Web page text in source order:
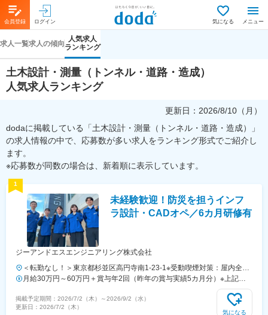
会員登録 ログイン 気になる メニュー
求人一覧求人の傾向
人気求人
ランキング
土木設計・測量（トンネル・道路・造成）
人気求人ランキング
更新日： 2026/8/10（月）
dodaに掲載している「土木設計・測量（トンネル・道路・造成）」
の求人情報の中で、応募数が多い求人をランキング形式でご紹介し
ます。
※応募数が同数の場合は、新着順に表示しています。
1
未経験歓迎！防災を担うインフ
ラ設計・CADオペ／6カ月研修有
ジーアンドエスエンジニアリング株式会社
＜転勤なし！＞東京都杉並区高円寺南1-23-1※受動喫煙対策：屋内全面
禁煙
月給30万円～60万円＋賞与年2回（昨年の賞与実績5カ月分）※上記金
額には固定残業代30時間分（月4万2810円～11万1690円）を含む上記
を超える時間外労働分は追加で支給※経験、能力、年齢により決定
掲載予定期間： 2026/7/2（木） ～2026/9/2（水）
更新日： 2026/7/2（木）
気になる